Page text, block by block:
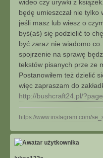
wideo czy urywki z
będę umieszczał nie
jeśli masz lub wiesz o
byś(aś) się podzielić to
być zaraz nie wiadomo
spojrzenie na sprawę
tekstów pisanych prze ze
Postanowiłem też dzielić
więc zapraszam do
http://bushcraft24.pl/
https://www.instagram.com/